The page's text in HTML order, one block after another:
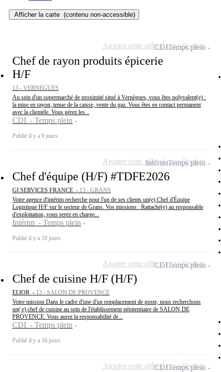
Afficher la carte (contenu non-accessible)
Chef de rayon produits épicerie
H/F
13 - VERNEGUES
Au sein d'un supermarché de proximité situé à Vernègues, vous êtes polyvalent(e) :
la mise en rayon, tenue de la caisse, vente du gaz. Vous êtes en contact permanent
avec la clientèle. Vous gérez les...
CDI - Temps plein
Publié il y a 9 jours
CDITemps plein
Ajouter cette offre à ma sélection
Chef d'équipe (H/F) #TDFE2026
GI SERVICES FRANCE - 13 - GRANS
Votre agence d'intérim recherche pour l'un de ses clients un(e) Chef d'Équipe
Logistique H/F sur le secteur de Grans. Vos missions : Rattaché(e) au responsable
d'exploitation, vous serez en charge...
Intérim - Temps plein
Publié il y a 10 jours
IntérimTemps plein
Ajouter cette offre à ma sélection
Chef de cuisine H/F (H/F)
ELIOR - 13 - SALON DE PROVENCE
Votre mission Dans le cadre d'une d'un remplacement de poste, nous recherchons
un( e) chef de cuisine au sein de l'établissement pénitentiaire de SALON DE
PROVENCE. Vous aurez la responsabilité de...
CDI - Temps plein
Publié il y a 16 jours
CDITemps plein
Ajouter cette offre à ma sélection
CDITemps plein
Ajouter cette offre à ma sélection